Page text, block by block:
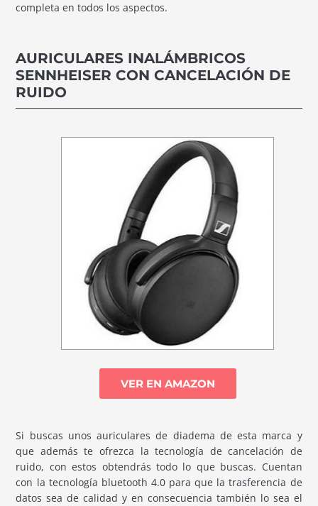
completa en todos los aspectos.
AURICULARES INALÁMBRICOS
SENNHEISER CON CANCELACIÓN DE
RUIDO
VER EN AMAZON
Si buscas unos auriculares de diadema de esta marca y
que además te ofrezca la tecnología de cancelación de
ruido, con estos obtendrás todo lo que buscas. Cuentan
con la tecnología bluetooth 4.0 para que la trasferencia de
datos sea de calidad y en consecuencia también lo sea el